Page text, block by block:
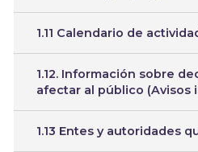
1.11 Calendario de
1.12. Información sobre
afectar al público (Avisos
1.13 Entes y autoridades